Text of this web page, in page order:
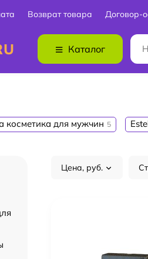
Возврат товара Договор-
Каталог
косметика для мужчин 5
Цена, руб.